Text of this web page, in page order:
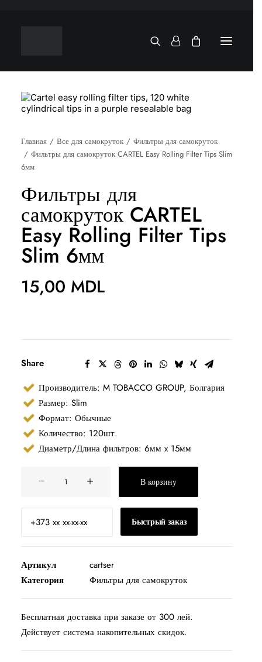
Главная Все для самокруток
Фильтры для самокруток
Фильтры для самокруток CARTEL Easy Rolling Filter Tips Slim
6мм
Фильтры для
самокруток CARTEL
Easy Rolling Filter Tips
Slim 6мм
15,00 MDL
Share
Производитель: M TOBACCO GROUP, Болгария
Размер: Slim
Формат: Обычные
Количество: 120шт.
Диаметр/Длина фильтров: 6мм x 15мм
для
Easy
Rolling
6мм
В корзину
Быстрый заказ
Артикул
cartser
Категория
Фильтры для самокруток
Бесплатная доставка при заказе от 300 лей.
Действует система накопительных скидок.